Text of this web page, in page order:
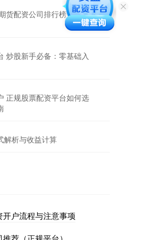
货配资公司排行榜：助您把
炒股新手必备：零基础入
正规股票配资平台如何选
解析与收益计算
开户流程与注意事项